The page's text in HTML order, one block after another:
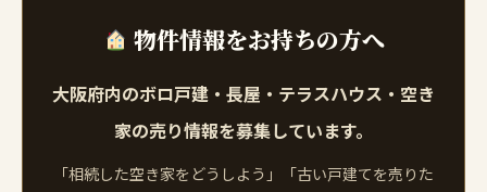
物件情報をお持ちの方へ
大阪府内のボロ戸建・長屋・テラスハウス・空き
家の売り情報を募集しています。
「相続した空き家をどうしよう」「古い戸建てを売りた